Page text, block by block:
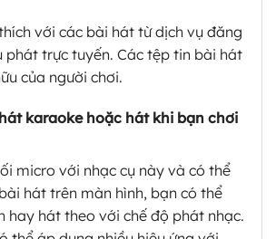
với các bài hát từ dịch vụ đăng
phát trực tuyến. Các tệp tin bài hát
của người chơi.
karaoke hoặc hát khi bạn chơi
micro với nhạc cụ này và có thể
hát trên màn hình, bạn có thể
hay hát theo với chế độ phát nhạc.